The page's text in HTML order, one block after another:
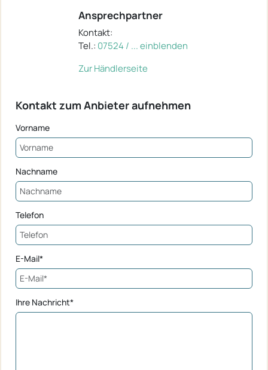
Ansprechpartner
Kontakt:
Tel.: 07524 / ... einblenden
Zur Händlerseite
Kontakt zum Anbieter aufnehmen
Vorname
Nachname
Telefon
E-Mail*
Ihre Nachricht*